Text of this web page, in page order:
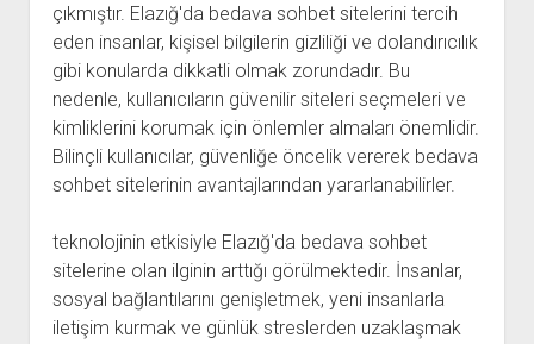
çıkmıştır. Elazığ'da bedava sohbet sitelerini tercih
eden insanlar, kişisel bilgilerin gizliliği ve dolandırıcılık
gibi konularda dikkatli olmak zorundadır. Bu
nedenle, kullanıcıların güvenilir siteleri seçmeleri ve
kimliklerini korumak için önlemler almaları önemlidir.
Bilinçli kullanıcılar, güvenliğe öncelik vererek bedava
sohbet sitelerinin avantajlarından yararlanabilirler.
teknolojinin etkisiyle Elazığ'da bedava sohbet
sitelerine olan ilginin arttığı görülmektedir. İnsanlar,
sosyal bağlantılarını genişletmek, yeni insanlarla
iletişim kurmak ve günlük streslerden uzaklaşmak